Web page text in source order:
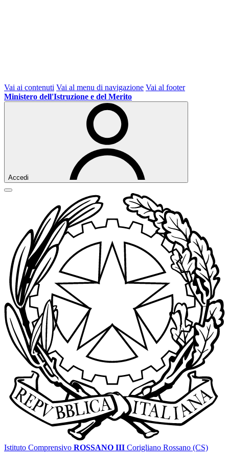
Vai ai contenuti Vai al menu di navigazione Vai al footer
Ministero dell'Istruzione e del Merito
Accedi
Istituto Comprensivo ROSSANO III Corigliano Rossano (CS)